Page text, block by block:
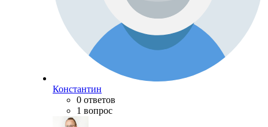
Константин
0 ответов
1 вопрос